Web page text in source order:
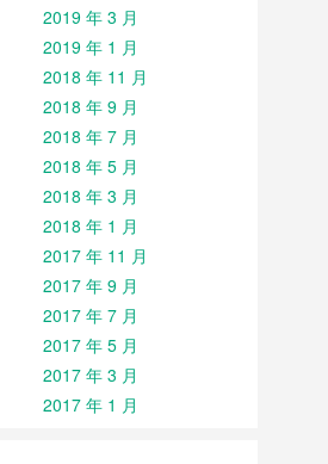
2019 年 3 月
2019 年 1 月
2018 年 11 月
2018 年 9 月
2018 年 7 月
2018 年 5 月
2018 年 3 月
2018 年 1 月
2017 年 11 月
2017 年 9 月
2017 年 7 月
2017 年 5 月
2017 年 3 月
2017 年 1 月